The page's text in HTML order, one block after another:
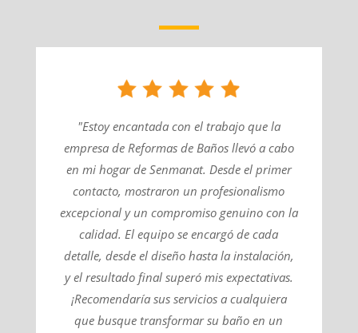
"Estoy encantada con el trabajo que la
empresa de Reformas de Baños llevó a cabo
en mi hogar de Senmanat. Desde el primer
contacto, mostraron un profesionalismo
excepcional y un compromiso genuino con la
calidad. El equipo se encargó de cada
detalle, desde el diseño hasta la instalación,
y el resultado final superó mis expectativas.
¡Recomendaría sus servicios a cualquiera
que busque transformar su baño en un